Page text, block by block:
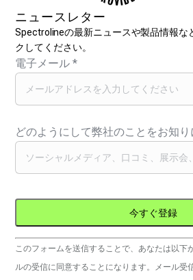
ニュースレター
Spectrolineの最新ニュースや製品情報な
クしてください。
電子メール*
どのようにして弊社のことをお知
コ
ン
このフォームを送信することで、あなたは以下
ルの受信に同意することになります。メール受